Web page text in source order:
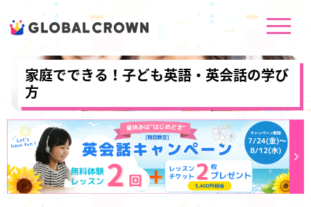
家庭でできる！子ども英語・英会話の学び
方